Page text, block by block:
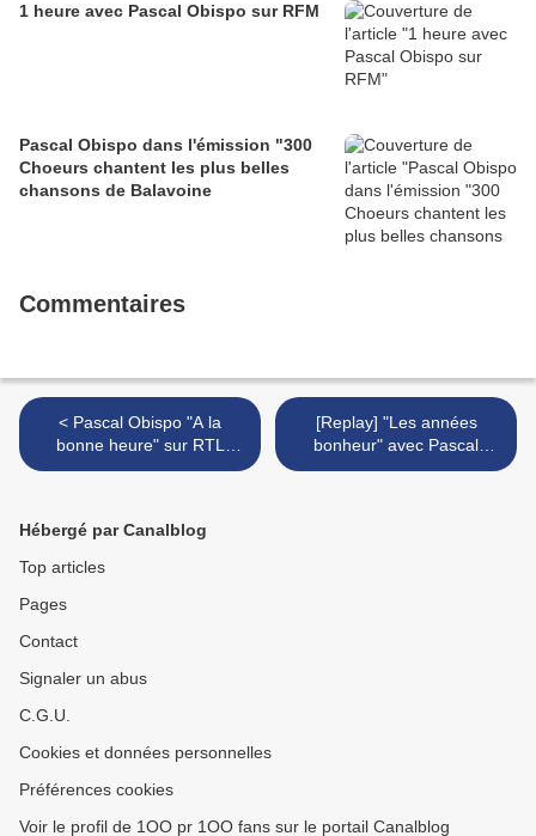
1 heure avec Pascal Obispo sur RFM
Pascal Obispo dans l'émission "300
Choeurs chantent les plus belles
chansons de Balavoine
Commentaires
< Pascal Obispo "A la
bonne heure" sur RTL
[PODCAST]
[Replay] "Les années
bonheur" avec Pascal
Obispo >
Hébergé par Canalblog
Top articles
Pages
Contact
Signaler un abus
C.G.U.
Cookies et données personnelles
Préférences cookies
Voir le profil de 1OO pr 1OO fans sur le portail Canalblog